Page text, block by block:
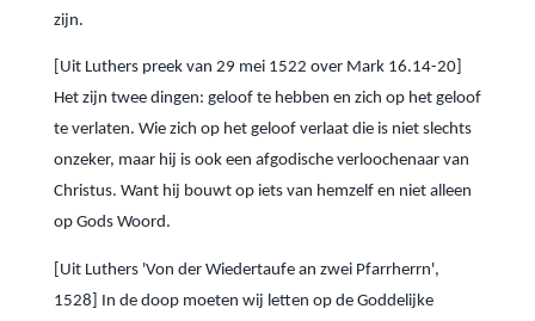
zijn.
[Uit Luthers preek van 29 mei 1522 over Mark 16.14-20]
Het zijn twee dingen: geloof te hebben en zich op het geloof
te verlaten. Wie zich op het geloof verlaat die is niet slechts
onzeker, maar hij is ook een afgodische verloochenaar van
Christus. Want hij bouwt op iets van hemzelf en niet alleen
op Gods Woord.
[Uit Luthers 'Von der Wiedertaufe an zwei Pfarrherrn',
1528] In de doop moeten wij letten op de Goddelijke